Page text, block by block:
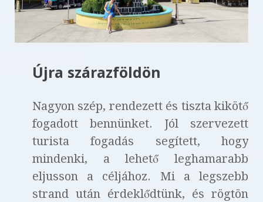
Újra szárazföldön
Nagyon szép, rendezett és tiszta kikötő
fogadott bennünket. Jól szervezett
turista fogadás segített, hogy
mindenki, a lehető leghamarabb
eljusson a céljához. Mi a legszebb
strand után érdeklődtünk, és rögtön